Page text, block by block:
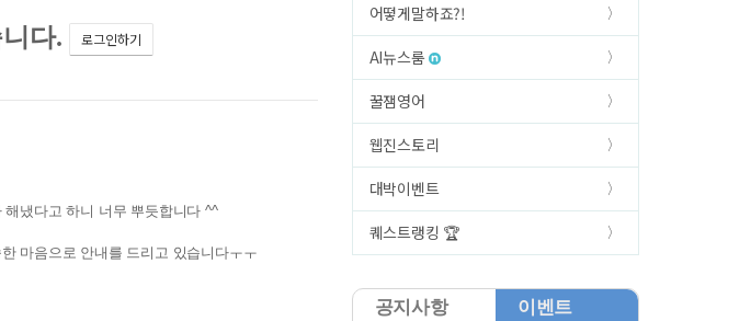
어떻게말하죠?!
AI뉴스룸
꿀잼영어
웹진스토리
대박이벤트
퀘스트랭킹 🏆
공지사항 이벤트